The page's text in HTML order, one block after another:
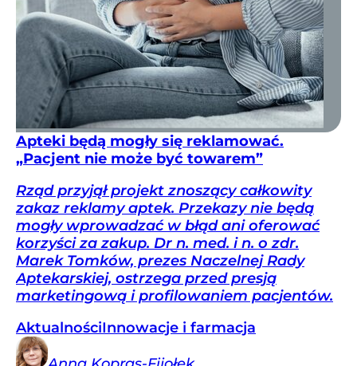
Apteki będą mogły się reklamować.
„Pacjent nie może być towarem”
Rząd przyjął projekt znoszący całkowity
zakaz reklamy aptek. Przekazy nie będą
mogły wprowadzać w błąd ani oferować
korzyści za zakup. Dr n. med. i n. o zdr.
Marek Tomków, prezes Naczelnej Rady
Aptekarskiej, ostrzega przed presją
marketingową i profilowaniem pacjentów.
AktualnościInnowacje i farmacja